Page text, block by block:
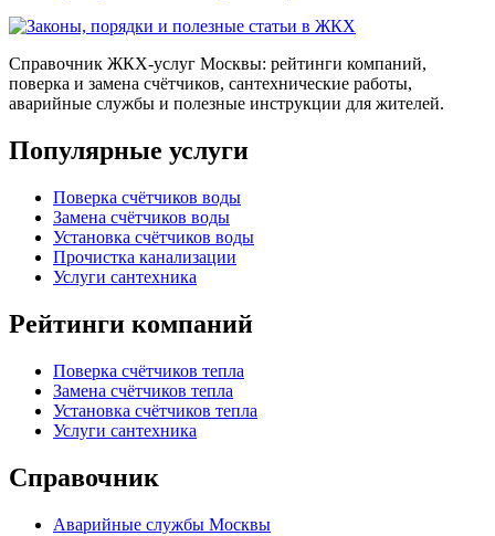
Справочник ЖКХ-услуг Москвы: рейтинги компаний,
поверка и замена счётчиков, сантехнические работы,
аварийные службы и полезные инструкции для жителей.
Популярные услуги
Поверка счётчиков воды
Замена счётчиков воды
Установка счётчиков воды
Прочистка канализации
Услуги сантехника
Рейтинги компаний
Поверка счётчиков тепла
Замена счётчиков тепла
Установка счётчиков тепла
Услуги сантехника
Справочник
Аварийные службы Москвы